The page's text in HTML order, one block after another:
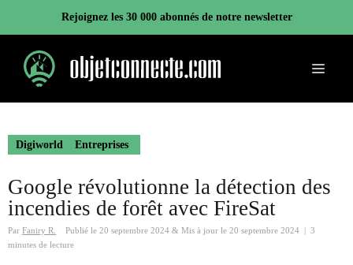
contenu
Rejoignez les 30 000 abonnés de notre newsletter
Menu
Digiworld Entreprises
Google révolutionne la détection des
incendies de forêt avec FireSat
Par Faniry R. Publié le 20 septembre 2024 & Mis à jour le 20 septembre 2024
3
minutes de lecture